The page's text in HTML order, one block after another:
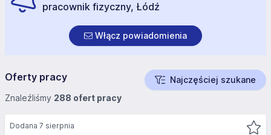
pracownik fizyczny, Łódź
Włącz powiadomienia
Oferty pracy
Najczęściej szukane
Znaleźliśmy 288 ofert pracy
Dodana 7 sierpnia